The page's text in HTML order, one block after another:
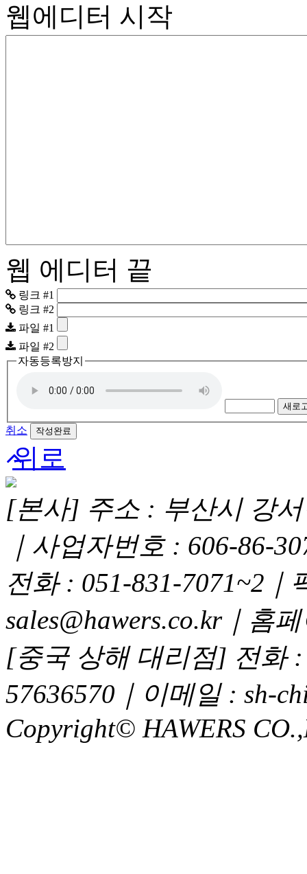
웹에디터 시작
웹 에디터 끝
링크 #1
링크 #2
파일 #1
파일 #2
자동등록방지
새로
취소
위로
[본사] 주소 : 부산시 강
｜사업자번호 : 606-86-
전화 : 051-831-7071~2
sales@hawers.co.kr｜홈
[중국 상해 대리점] 전화 :
57636570｜이메일 : sh-
Copyright© HAWERS